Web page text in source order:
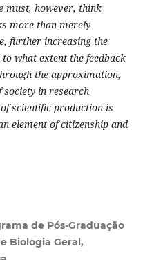
must, however, think
more than merely
further increasing the
what extent the feedback
the approximation,
in research
scientific production is
element of citizenship and
de Pós-Graduação
Biologia Geral,